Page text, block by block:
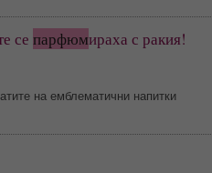
се парфюмираха с ракия!
на емблематични напитки